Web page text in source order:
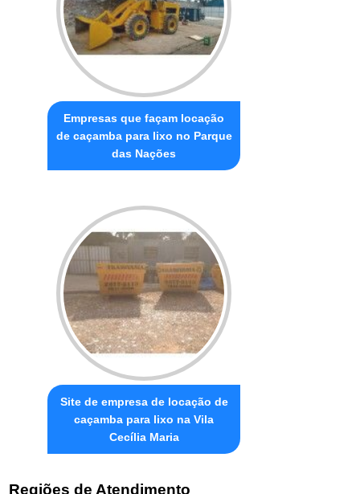
Empresas que façam locação
de caçamba para lixo no Parque
das Nações
Site de empresa de locação de
caçamba para lixo na Vila
Cecília Maria
Regiões de Atendimento